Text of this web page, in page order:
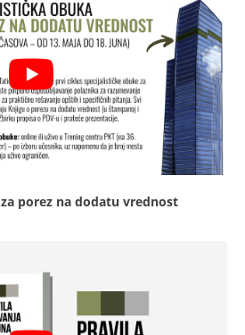
porez na dodatu vrednost